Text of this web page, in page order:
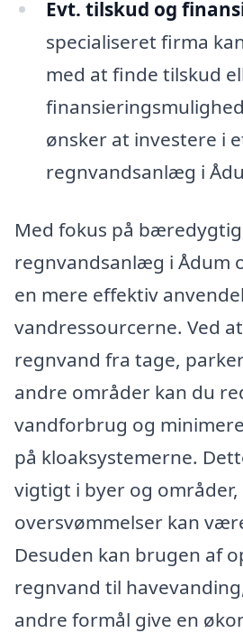
Evt. tilskud og
specialiseret firma
med at finde tilskud
ønsker at investere i
regnvandsanlæg i
Med fokus på
regnvandsanlæg i Ådum
en mere effektiv
vandressourcerne. Ved
regnvand fra tage,
andre områder kan du
vandforbrug og
på kloaksystemerne.
vigtigt i byer og
oversvømmelser kan
Desuden kan brugen af
regnvand til
andre formål give en